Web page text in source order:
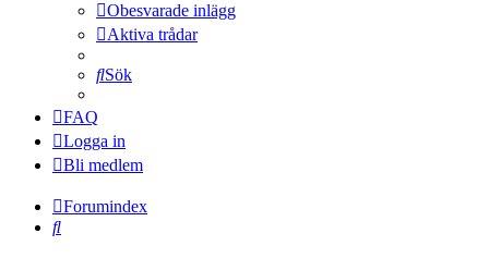
Obesvarade inlägg
Aktiva trådar
Sök
FAQ
Logga in
Bli medlem
Forumindex
Sök